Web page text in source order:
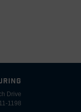
Drive
1198